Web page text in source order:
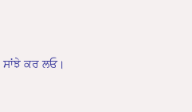
ਸਾਂਝੇ ਕਰ ਲਓ।